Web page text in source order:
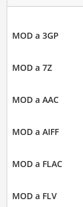
MOD a 3GP
MOD a 7Z
MOD a AAC
MOD a AIFF
MOD a FLAC
MOD a FLV